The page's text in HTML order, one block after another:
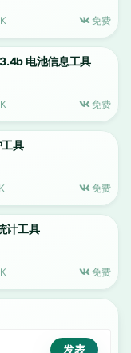
免费
电池信息工具
免费
具
免费
计工具
免费